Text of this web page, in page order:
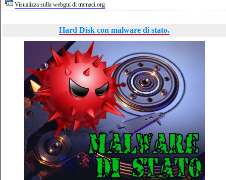
Visualizza sulla webgui di tramaci.org
Hard Disk con malware di stato.